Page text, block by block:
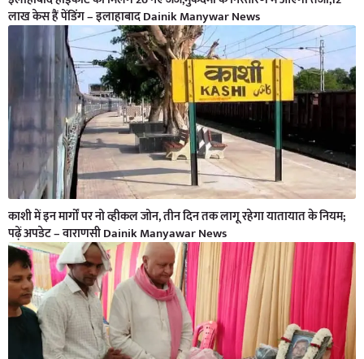
लाख केस हैं पेंडिंग – इलाहाबाद Dainik Manywar News
काशी में इन मार्गों पर नो व्हीकल जोन, तीन दिन तक लागू रहेगा यातायात के नियम;
पढ़ें अपडेट – वाराणसी Dainik Manyawar News